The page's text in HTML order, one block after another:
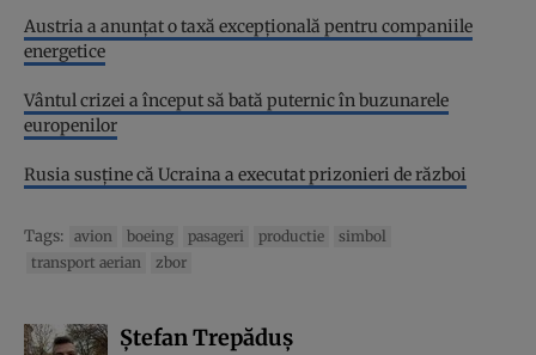
Austria a anunțat o taxă excepțională pentru companiile
energetice
Vântul crizei a început să bată puternic în buzunarele
europenilor
Rusia susține că Ucraina a executat prizonieri de război
Tags: avion boeing pasageri productie
simbol
transport aerian
zbor
Ștefan Trepăduș